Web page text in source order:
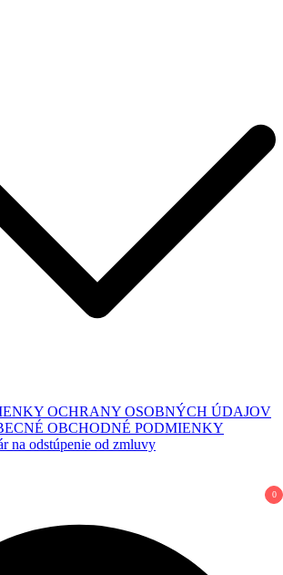
OCHRANY OSOBNÝCH ÚDAJOV
OBCHODNÉ PODMIENKY
na odstúpenie od zmluvy
0